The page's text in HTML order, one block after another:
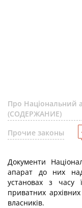
Про Національний
(СОДЕРЖАНИЕ)
Прочие законы
Документи
апарат до них
установах з часу
приватних
власників.